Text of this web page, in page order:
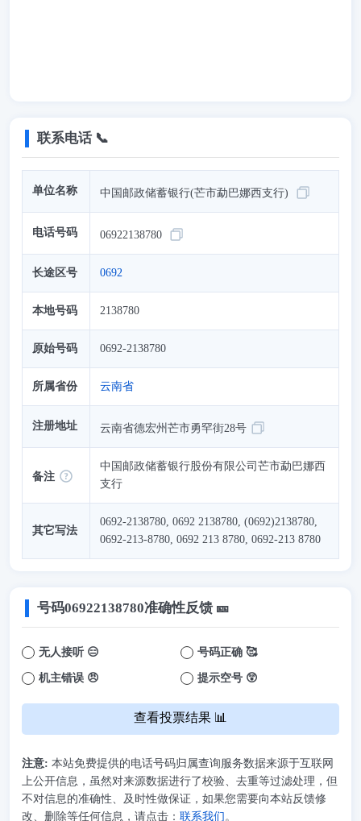
联系电话 📞
单位名称 中国邮政储蓄银行(芒市勐巴娜西支行)
电话号码 06922138780
长途区号 0692
本地号码 2138780
原始号码 0692-2138780
所属省份 云南省
注册地址 云南省德宏州芒市勇罕街28号
备注
中国邮政储蓄银行股份有限公司芒市勐巴娜西
支行
其它写法
0692-2138780, 0692 2138780, (0692)2138780,
0692-213-8780, 0692 213 8780, 0692-213 8780
号码06922138780准确性反馈 🎫
无人接听 😑 号码正确 🥰
机主错误 😠 提示空号 😲
查看投票结果 📊
注意: 本站免费提供的电话号码归属查询服务数据来源于互联网
上公开信息，虽然对来源数据进行了校验、去重等过滤处理，但
不对信息的准确性、及时性做保证，如果您需要向本站反馈修
改、删除等任何信息，请点击： 联系我们 。